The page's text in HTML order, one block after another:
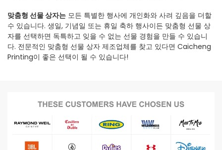
맞춤형 선물 상자는 모든 특별한 행사에 개인화와 사려 깊음을 더할
수 있습니다. 생일, 기념일 또는 휴일 축하 행사이든 맞춤형 선물 상
자를 선택하면 독특하고 잊을 수 없는 선물 경험을 만들 수 있습니
다. 전문적인 맞춤형 선물 상자 제조업체를 찾고 있다면 Caicheng
Printing이 좋은 선택이 될 수 있습니다!